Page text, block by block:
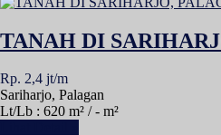
TANAH DI
Rp. 2,4 jt/m
Sariharjo, Palagan
Lt/Lb : 620 m² / - m²